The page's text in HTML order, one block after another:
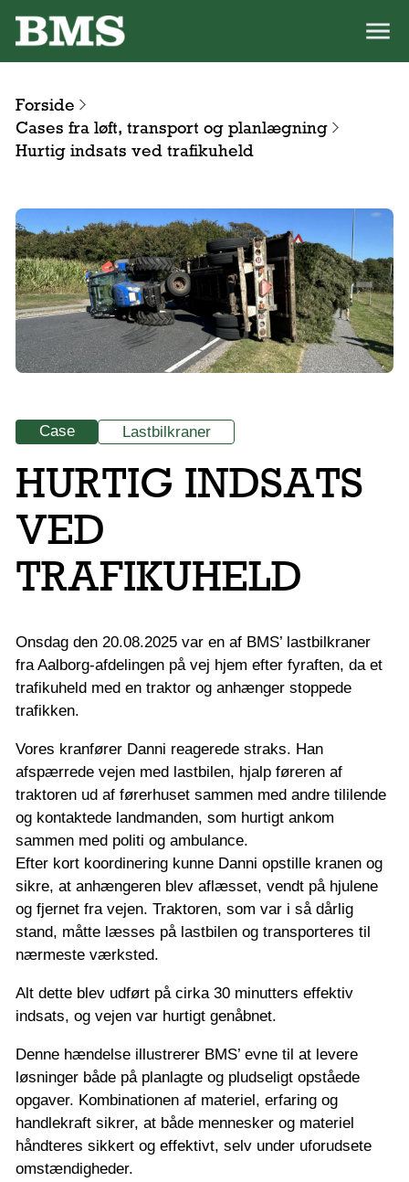
Forside
Cases fra løft, transport og planlægning
Hurtig indsats ved trafikuheld
Case Lastbilkraner
HURTIG INDSATS
VED
TRAFIKUHELD
Onsdag den 20.08.2025 var en af BMS’ lastbilkraner
fra Aalborg-afdelingen på vej hjem efter fyraften, da et
trafikuheld med en traktor og anhænger stoppede
trafikken.
Vores kranfører Danni reagerede straks. Han
afspærrede vejen med lastbilen, hjalp føreren af
traktoren ud af førerhuset sammen med andre tililende
og kontaktede landmanden, som hurtigt ankom
sammen med politi og ambulance.
Efter kort koordinering kunne Danni opstille kranen og
sikre, at anhængeren blev aflæsset, vendt på hjulene
og fjernet fra vejen. Traktoren, som var i så dårlig
stand, måtte læsses på lastbilen og transporteres til
nærmeste værksted.
Alt dette blev udført på cirka 30 minutters effektiv
indsats, og vejen var hurtigt genåbnet.
Denne hændelse illustrerer BMS’ evne til at levere
løsninger både på planlagte og pludseligt opståede
opgaver. Kombinationen af materiel, erfaring og
handlekraft sikrer, at både mennesker og materiel
håndteres sikkert og effektivt, selv under uforudsete
omstændigheder.